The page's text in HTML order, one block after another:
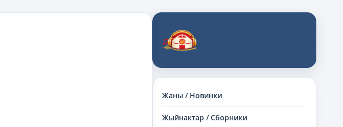
Жаны / Новинки
Жыйнактар / Сборники